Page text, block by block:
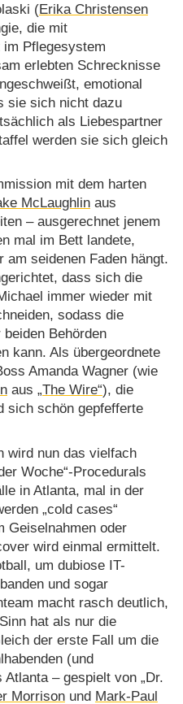
(Erika Christensen
die mit
Pflegesystem
erlebten Schrecknisse
emotional
sie sich nicht dazu
als Liebespartner
werden sie sich gleich
mit dem harten
McLaughlinaus
– ausgerechnet jenem
mal im Bett landete,
am seidenen Faden hängt.
dass sich die
immer wieder mit
sodass die
Behörden
kann. Als übergeordnete
Amanda Wagner (wie
aus „The Wire“), die
sich schön gepfefferte
wird nun das vielfach
Woche“-Procedurals
in Atlanta, mal in der
„cold cases“
Geiselnahmen oder
wird einmal ermittelt.
um dubiose IT-
und sogar
macht rasch deutlich,
hat als nur die
der erste Fall um die
(und
– gespielt von „Dr.
Morrisonund Mark-Paul